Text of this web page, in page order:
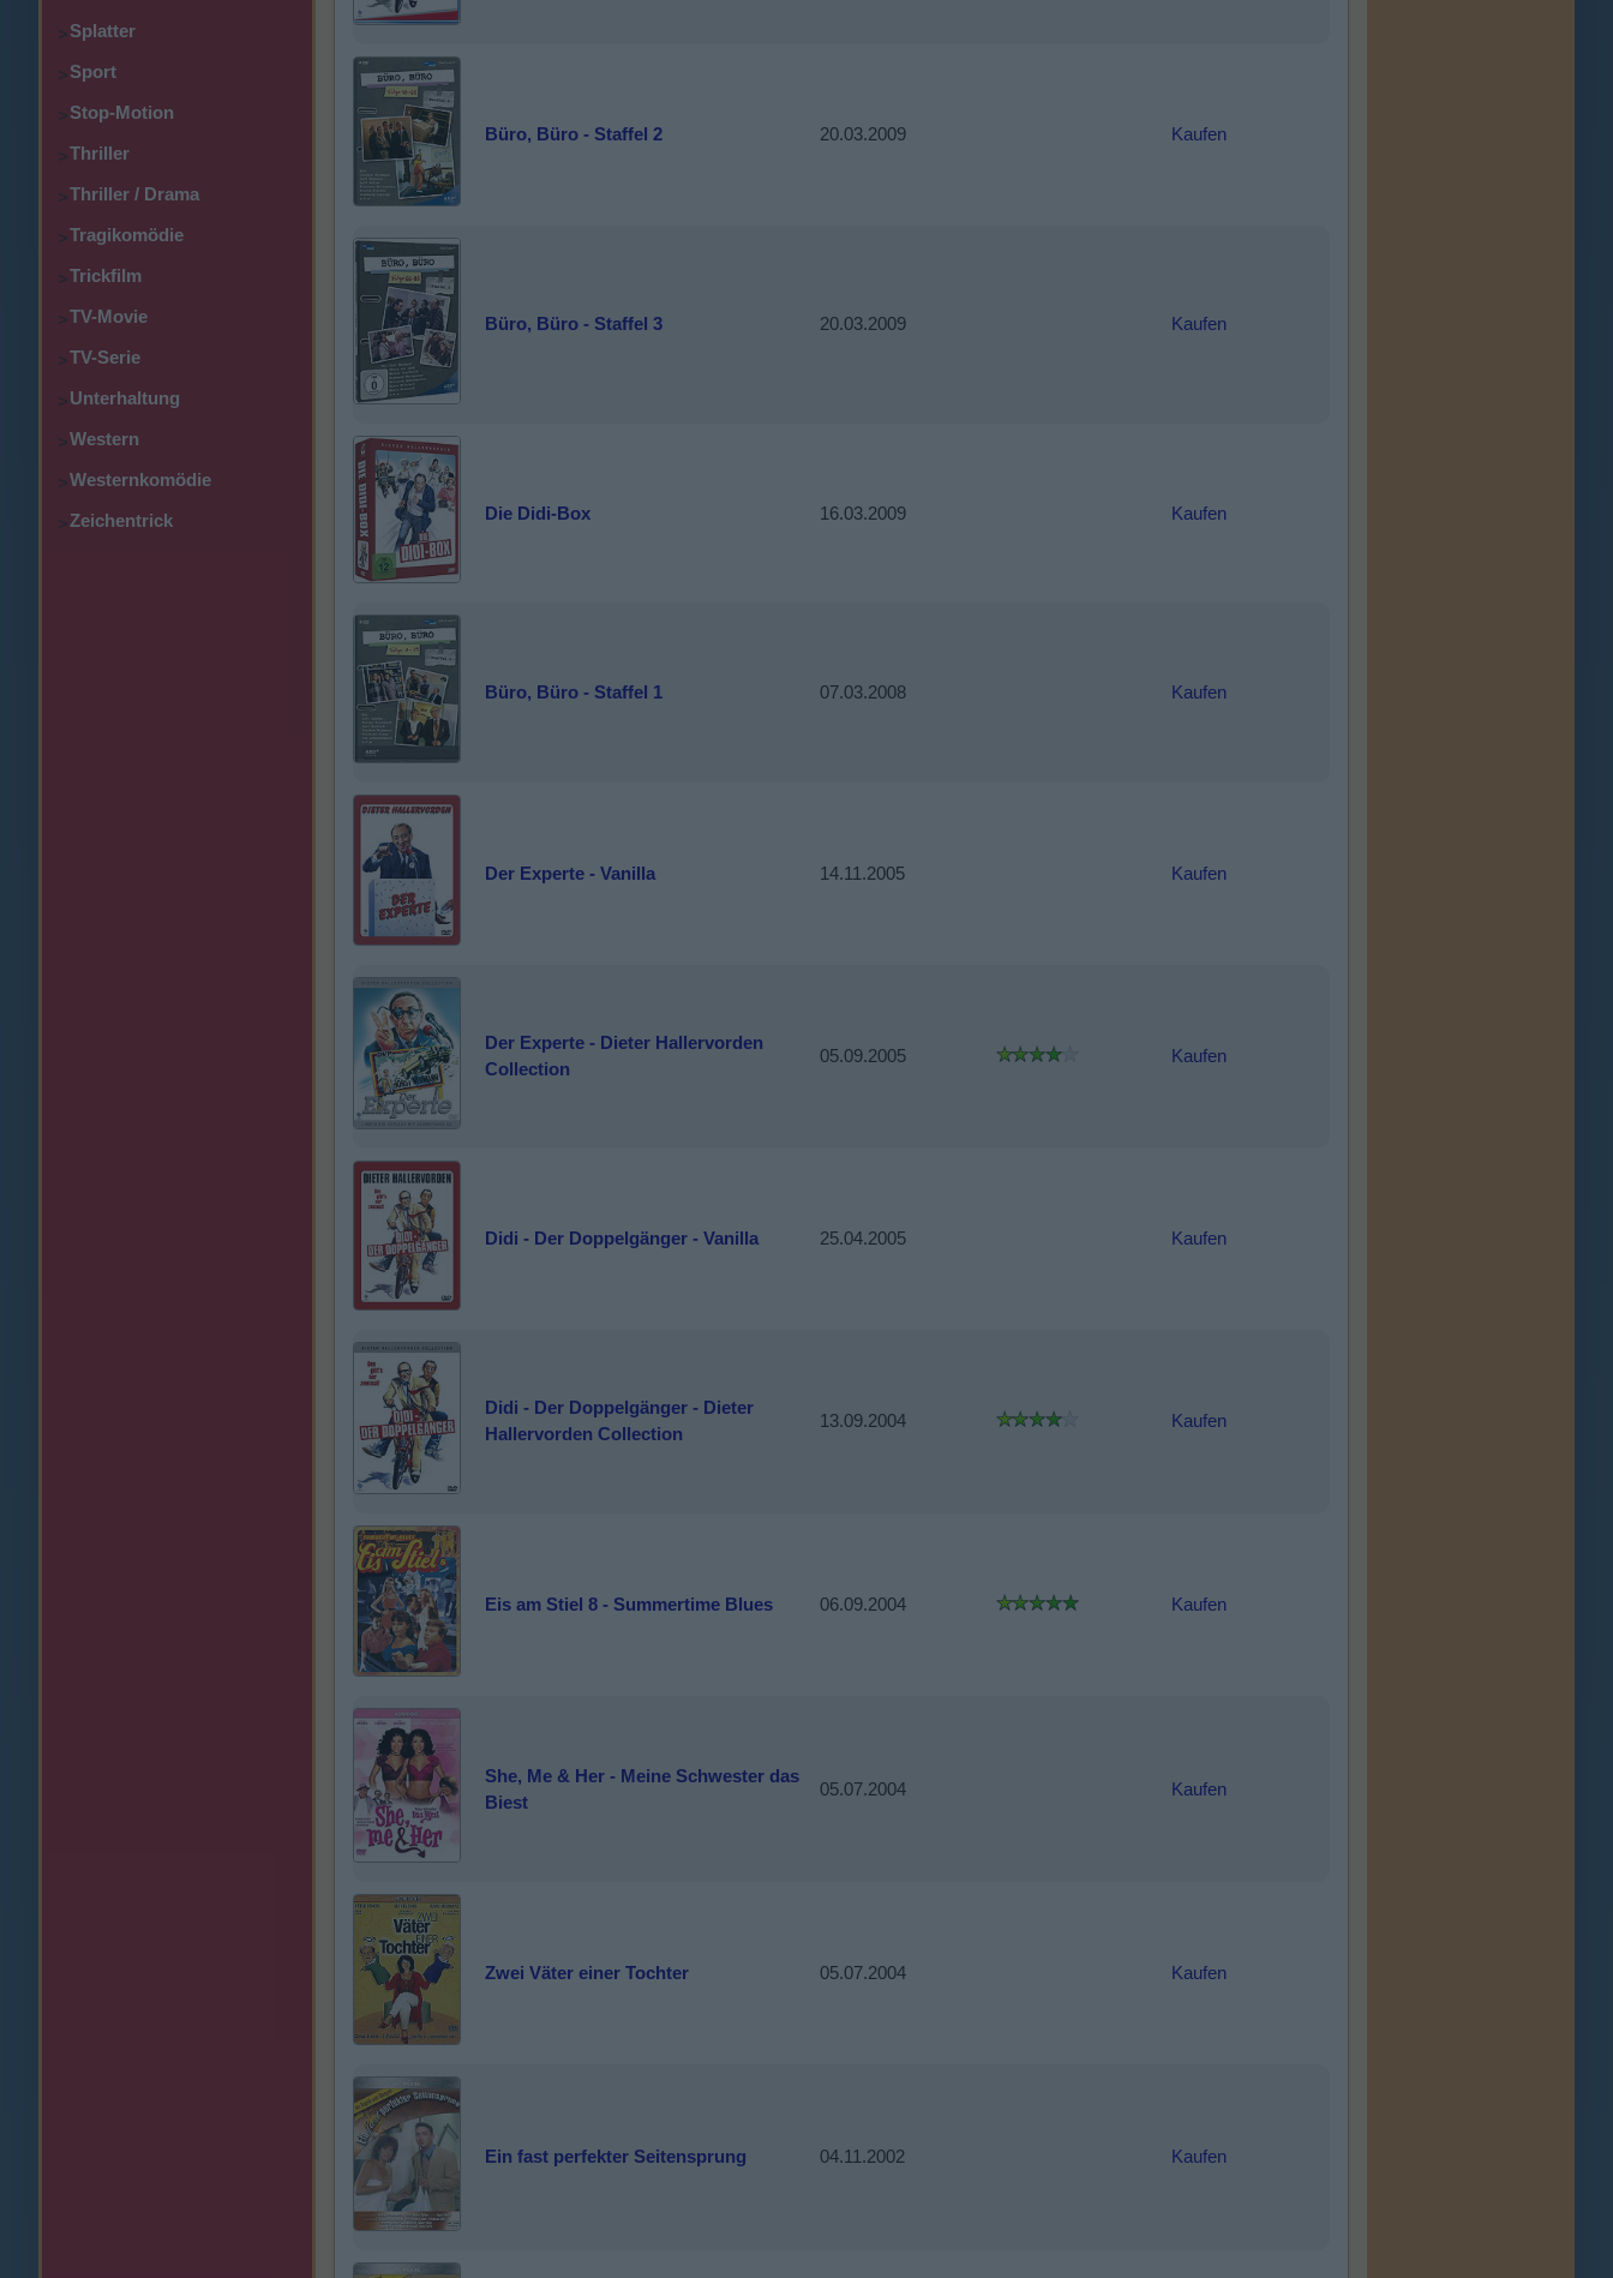
>Splatter
>Sport
>Stop-Motion
>Thriller
>Thriller / Drama
>Tragikomödie
>Trickfilm
>TV-Movie
>TV-Serie
>Unterhaltung
>Western
>Westernkomödie
>Zeichentrick
Büro, Büro - Staffel 2 20.03.2009 Kaufen
Büro, Büro - Staffel 3 20.03.2009 Kaufen
Die Didi-Box 16.03.2009 Kaufen
Büro, Büro - Staffel 1 07.03.2008 Kaufen
Der Experte - Vanilla 14.11.2005 Kaufen
Der Experte - Dieter Hallervorden
Collection
05.09.2005 Kaufen
Didi - Der Doppelgänger - Vanilla 25.04.2005 Kaufen
Didi - Der Doppelgänger - Dieter
Hallervorden Collection
13.09.2004 Kaufen
Eis am Stiel 8 - Summertime Blues 06.09.2004 Kaufen
She, Me & Her - Meine Schwester das
Biest
05.07.2004 Kaufen
Zwei Väter einer Tochter 05.07.2004 Kaufen
Ein fast perfekter Seitensprung 04.11.2002 Kaufen